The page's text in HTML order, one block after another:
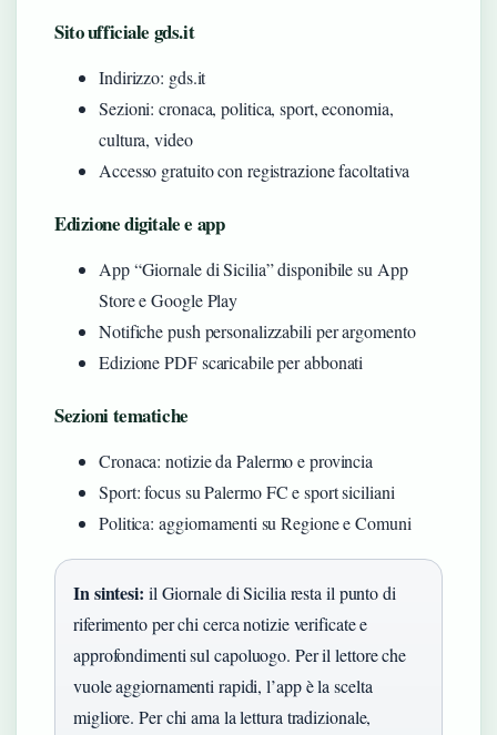
Sito ufficiale gds.it
Indirizzo: gds.it
Sezioni: cronaca, politica, sport, economia,
cultura, video
Accesso gratuito con registrazione facoltativa
Edizione digitale e app
App “Giornale di Sicilia” disponibile su App
Store e Google Play
Notifiche push personalizzabili per argomento
Edizione PDF scaricabile per abbonati
Sezioni tematiche
Cronaca: notizie da Palermo e provincia
Sport: focus su Palermo FC e sport siciliani
Politica: aggiornamenti su Regione e Comuni
In sintesi: il Giornale di Sicilia resta il punto di
riferimento per chi cerca notizie verificate e
approfondimenti sul capoluogo. Per il lettore che
vuole aggiornamenti rapidi, l’app è la scelta
migliore. Per chi ama la lettura tradizionale,